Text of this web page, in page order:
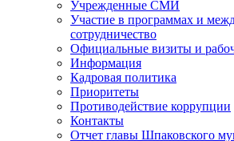
Учрежденные СМИ
Участие в программах и
сотрудничество
Официальные визиты и
Информация
Кадровая политика
Приоритеты
Противодействие коррупции
Контакты
Отчет главы Шпаковского